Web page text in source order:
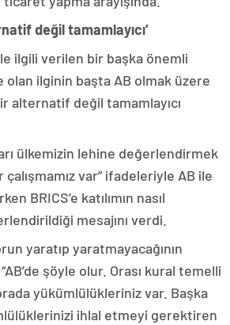
değil tamamlayıcı’
ilgili verilen bir başka önemli
olan ilginin başta AB olmak üzere
alternatif değil tamamlayıcı
ülkemizin lehine değerlendirmek
var” ifadeleriyle AB ile
BRICS’e katılımın nasıl
mesajını verdi.
yaratıp yaratmayacağının
şöyle olur. Orası kural temelli
yükümlülükleriniz var. Başka
ihlal etmeyi gerektiren